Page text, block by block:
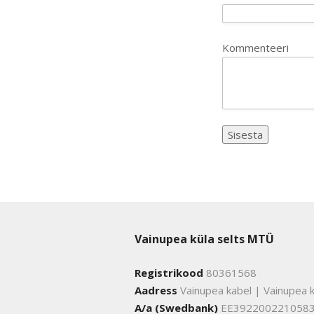
Kommenteeri
Vainupea küla selts MTÜ
Registrikood 80361568
Aadress Vainupea kabel |
A/a (Swedbank)